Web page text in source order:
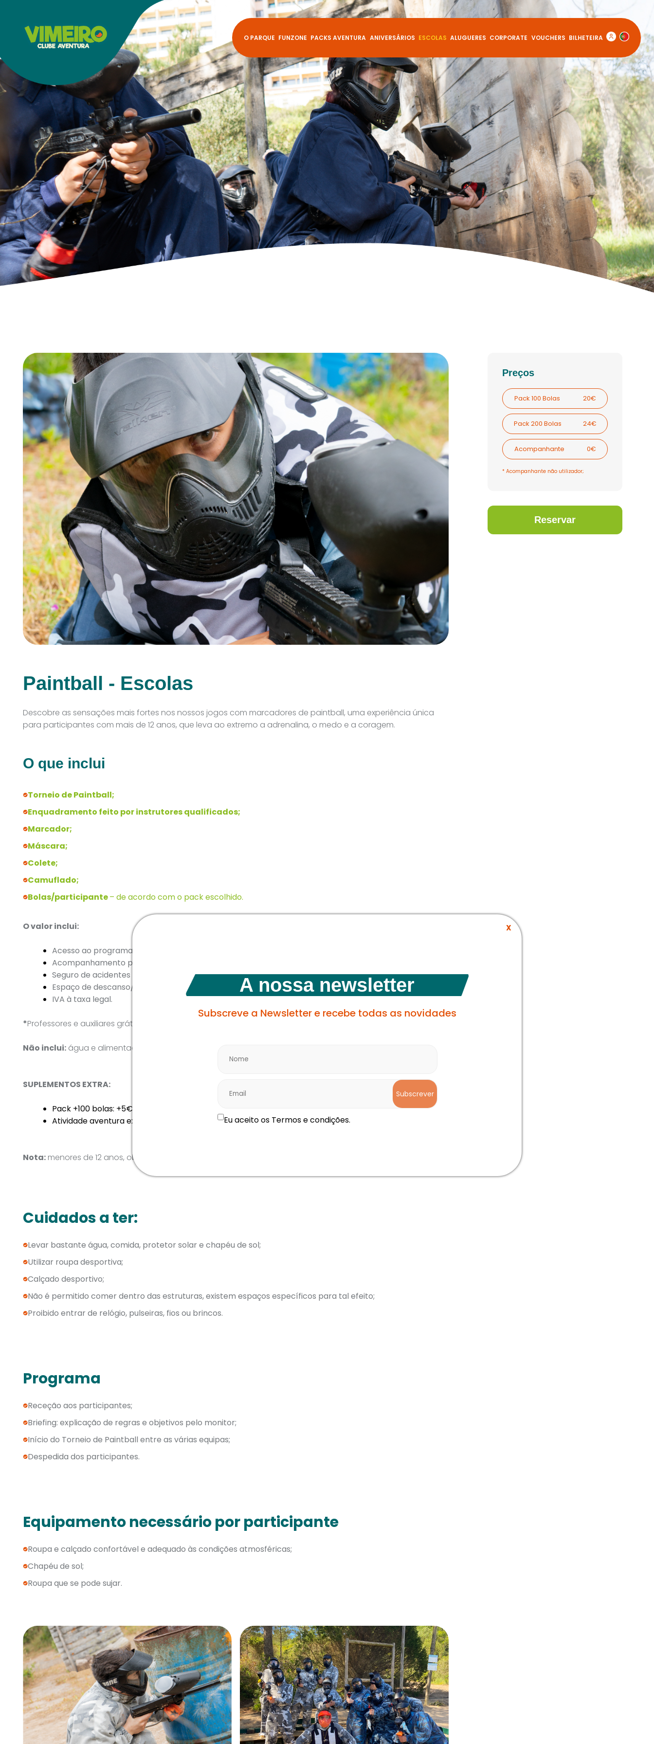
O PARQUE FUNZONE PACKS AVENTURA ANIVERSÁRIOS ESCOLAS ALUGUERES CORPORATE VOUCHERS BILHETEIRA
Paintball - Escolas
Descobre as sensações mais fortes nos nossos jogos com marcadores de paintball, uma experiência única
para participantes com mais de 12 anos, que leva ao extremo a adrenalina, o medo e a coragem.
O que inclui
Torneio de Paintball;
Enquadramento feito por instrutores qualificados;
Marcador;
Máscara;
Colete;
Camuflado;
Bolas/participante– de acordo com o pack escolhido.
O valor inclui:
Acesso ao programa descrito;
Acompanhamento por monitores formados;
Seguro de acidentes pessoais e de responsabilidade civil;
Espaço de descanso/lanche/almoço em exclusivo para o grupo;
IVA à taxa legal.
*Professores e auxiliares grátis.
Não inclui: água e alimentação.
SUPLEMENTOS EXTRA:
Pack +100 bolas: +5€;
Atividade aventura extra: +4€ por participante.
Nota: menores de 12 anos, obrigatório serem acompanhados por 1 adulto.
Cuidados a ter:
Levar bastante água, comida, protetor solar e chapéu de sol;
Utilizar roupa desportiva;
Calçado desportivo;
Não é permitido comer dentro das estruturas, existem espaços específicos para tal efeito;
Proibido entrar de relógio, pulseiras, fios ou brincos.
Programa
Receção aos participantes;
Briefing: explicação de regras e objetivos pelo monitor;
Início do Torneio de Paintball entre as várias equipas;
Despedida dos participantes.
Equipamento necessário por participante
Roupa e calçado confortável e adequado às condições atmosféricas;
Chapéu de sol;
Roupa que se pode sujar.
Preços
Pack 100 Bolas 20€
Pack 200 Bolas 24€
Acompanhante 0€
* Acompanhante não utilizador;
Reservar
X
A nossa newsletter
Subscreve a Newsletter e recebe todas as novidades
Subscrever
Eu aceito os Termos e condições.